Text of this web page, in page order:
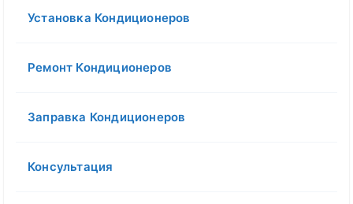
Установка Кондиционеров
Ремонт Кондиционеров
Заправка Кондиционеров
Консультация